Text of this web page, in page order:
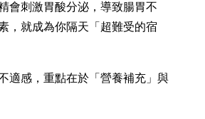
會刺激胃酸分泌，導致腸胃不
，就成為你隔天「超難受的宿
適感，重點在於「營養補充」與